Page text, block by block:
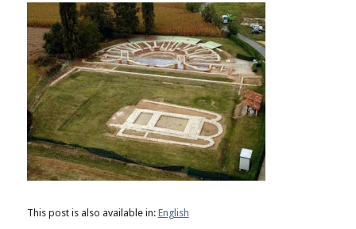
This post is also available in: English